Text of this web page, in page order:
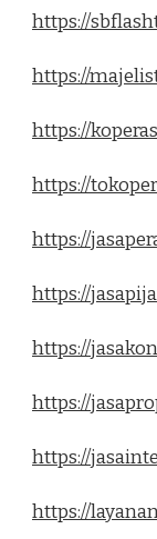
https://
https://
https://
https://
https://
https://
https://
https://
https://
https://